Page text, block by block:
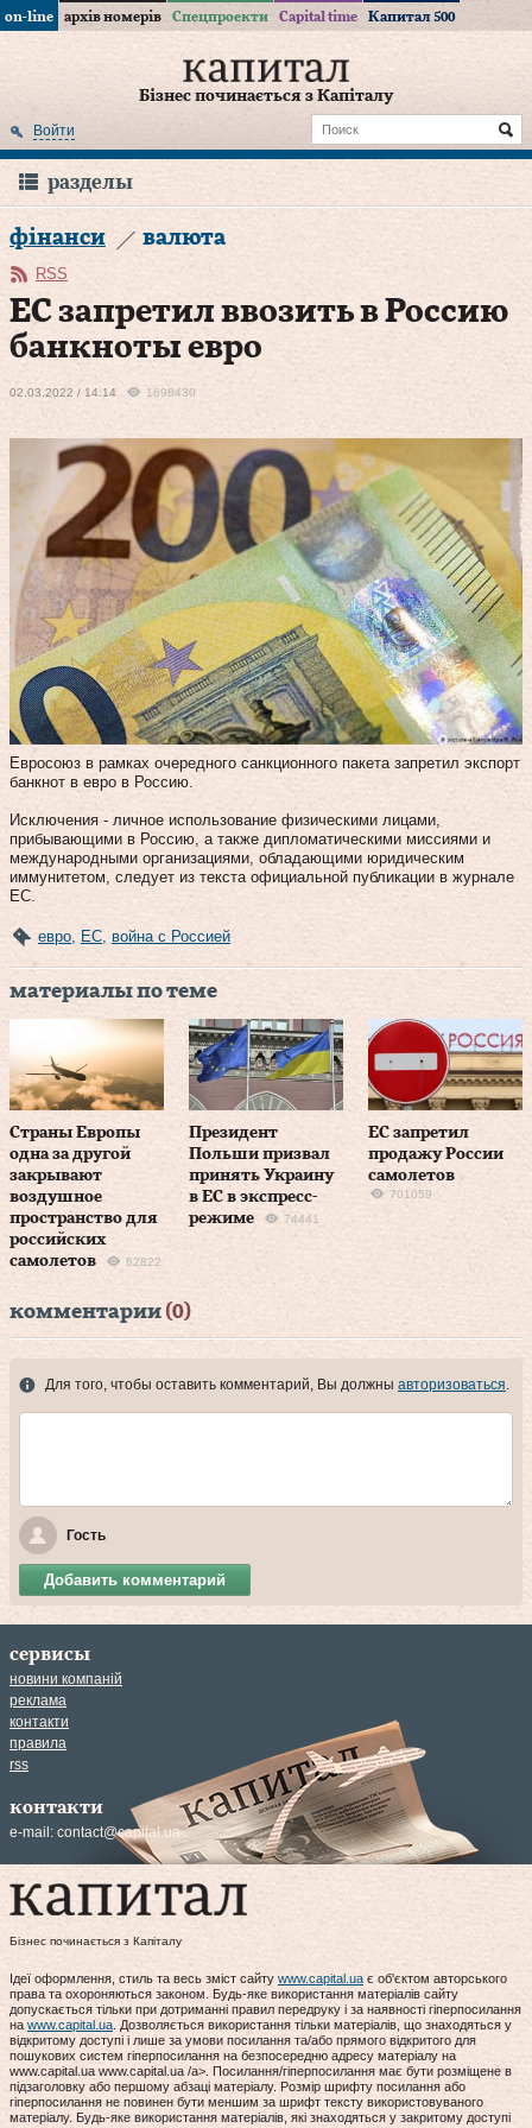
on-line архів номерів Спецпроекти Capital time Капитал 500
Бізнес починається з Капіталу
Войти
разделы
фінанси валюта
RSS
ЕС запретил ввозить в Россию
банкноты евро
02.03.2022 / 14:14 1698430
Евросоюз в рамках очередного санкционного пакета запретил экспорт
банкнот в евро в Россию.
Исключения - личное использование физическими лицами,
прибывающими в Россию, а также дипломатическими миссиями и
международными организациями, обладающими юридическим
иммунитетом, следует из текста официальной публикации в журнале
ЕС.
евро ЕС война с Россией
материалы по теме
Страны Европы
одна за другой
закрывают
воздушное
пространство для
российских
самолетов
62822
Президент
Польши призвал
принять Украину
в ЕС в экспресс-
режиме
74441
ЕС запретил
продажу России
самолетов
701059
комментарии (0)
Для того, чтобы оставить комментарий, Вы должны авторизоваться.
Гость
Добавить комментарий
сервисы
новини компаній
реклама
контакти
правила
rss
контакти
e-mail: contact@capital.ua
Бізнес починається з Капіталу
Ідеї оформлення, стиль та весь зміст сайту www.capital.ua є об'єктом авторського
права та охороняються законом. Будь-яке використання матеріалів сайту
допускається тільки при дотриманні правил передруку і за наявності гіперпосилання
наwww.capital.ua. Дозволяється використання тільки матеріалів, що знаходяться у
відкритому доступі і лише за умови посилання та/або прямого відкритого для
пошукових систем гіперпосилання на безпосередню адресу матеріалу на
www.capital.ua www.capital.ua /a>. Посилання/гіперпосилання має бути розміщене в
підзаголовку або першому абзаці матеріалу. Розмір шрифту посилання або
гіперпосилання не повинен бути меншим за шрифт тексту використовуваного
матеріалу. Будь-яке використання матеріалів, які знаходяться у закритому доступі